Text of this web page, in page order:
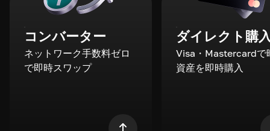
コンバーター
ネットワーク手数料ゼロ
で即時スワップ
ダイレクト購
Visa・Mastercardで
資産を即時購入